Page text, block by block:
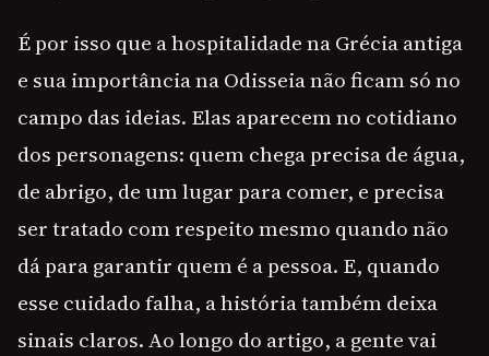
É por isso que a hospitalidade na Grécia antiga
e sua importância na Odisseia não ficam só no
campo das ideias. Elas aparecem no cotidiano
dos personagens: quem chega precisa de água,
de abrigo, de um lugar para comer, e precisa
ser tratado com respeito mesmo quando não
dá para garantir quem é a pessoa. E, quando
esse cuidado falha, a história também deixa
sinais claros. Ao longo do artigo, a gente vai